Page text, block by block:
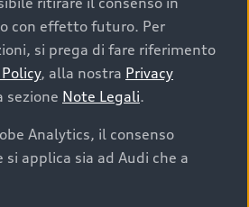
prima di
tua prossima
da considerare prima di
oltre al prezzo e all'aspetto,
con effetto futuro. Per
si prega di fare riferimento
, alla nostra Privacy
sezione Note Legali.
Analytics, il consenso
applica sia ad Audi che a